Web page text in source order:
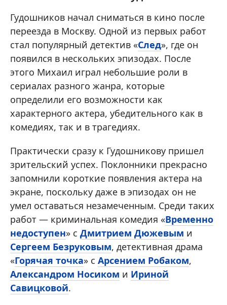
Гудошников начал сниматься в кино после
переезда в Москву. Одной из первых работ
стал популярный детектив «След», где он
появился в нескольких эпизодах. После
этого Михаил играл небольшие роли в
сериалах разного жанра, которые
определили его возможности как
характерного актера, убедительного как в
комедиях, так и в трагедиях.
Практически сразу к Гудошникову пришел
зрительский успех. Поклонники прекрасно
запомнили короткие появления актера на
экране, поскольку даже в эпизодах он не
умел оставаться незамеченным. Среди таких
работ — криминальная комедия «Временно
недоступен» с Дмитрием Дюжевым и
Сергеем Безруковым, детективная драма
«Горячая точка» с Арсением Робаком,
Александром Носиком и Ириной
Савицковой.